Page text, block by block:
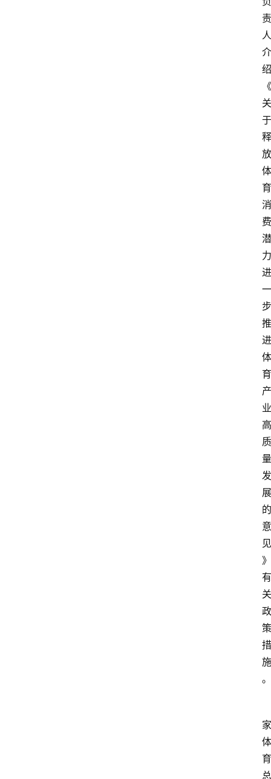
责
人
介
绍
《
关
于
释
放
体
育
消
费
潜
力
进
一
步
推
进
体
育
产
业
高
质
量
发
展
的
意
见
》
有
关
政
策
措
施
。
家
体
育
总